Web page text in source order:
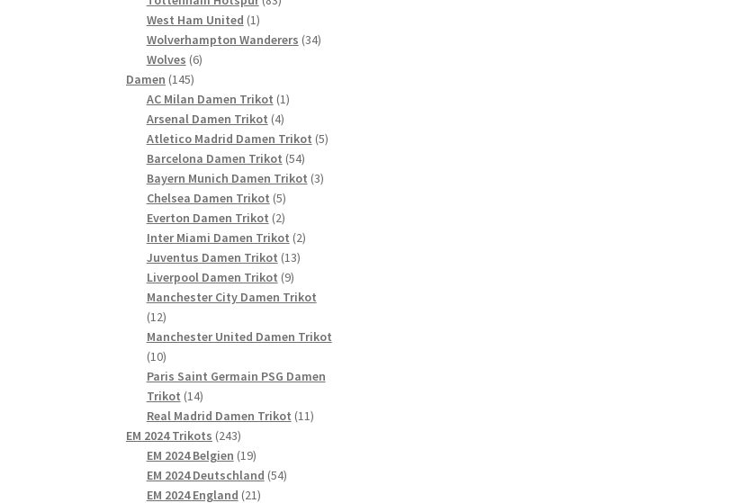
West Ham United 11
Produkt
Wolverhampton Wanderers 3434
Wolves 66
Damen 145145
Produkte
AC Milan Damen Trikot 11
Arsenal Damen Trikot 44
Produkte
Atletico Madrid Damen Trikot 55
Barcelona Damen Trikot 5454
Produkte
Bayern Munich Damen Trikot 33
Chelsea Damen Trikot 55
Produkte
Everton Damen Trikot 22
Produkte
Inter Miami Damen Trikot 22
Juventus Damen Trikot 1313
Liverpool Damen Trikot 99
Produkte
Manchester City Damen Trikot
1212
Produkte
Manchester United Damen Trikot
1010
Produkte
Paris Saint Germain PSG Damen
Trikot 1414
Produkte
Real Madrid Damen Trikot 1111
EM 2024 Trikots 243243
Produkte
EM 2024 Belgien 1919
Produkte
EM 2024 Deutschland 5454
EM 2024 England 2121